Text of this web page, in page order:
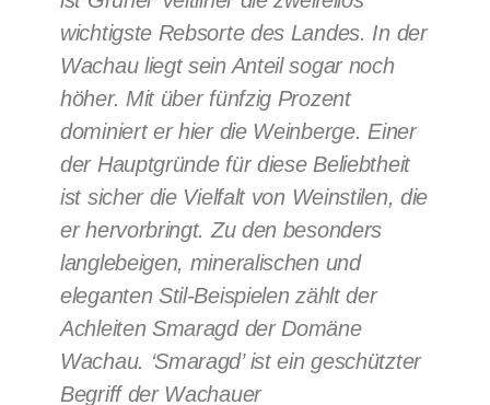
wichtigste Rebsorte des Landes. In der
Wachau liegt sein Anteil sogar noch
höher. Mit über fünfzig Prozent
dominiert er hier die Weinberge. Einer
der Hauptgründe für diese Beliebtheit
ist sicher die Vielfalt von Weinstilen, die
er hervorbringt. Zu den besonders
langlebeigen, mineralischen und
eleganten Stil-Beispielen zählt der
Achleiten Smaragd der Domäne
Wachau. ‘Smaragd’ ist ein geschützter
Begriff der Wachauer